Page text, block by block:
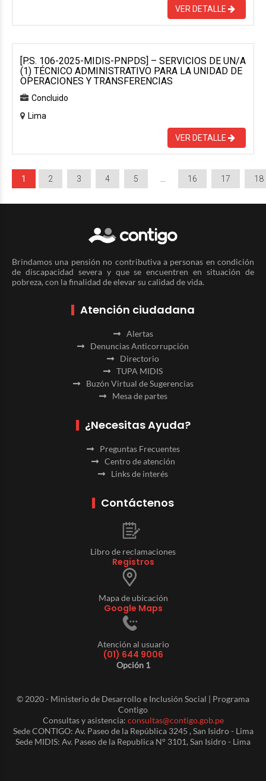
VER DETALLE
[P.S. 106-2025-MIDIS-PNPDS] – SERVICIOS DE UN/A
(1) TÉCNICO ADMINISTRATIVO PARA LA UNIDAD DE
OPERACIONES Y TRANSFERENCIAS
Concluido
Lima
VER DETALLE
1 2 3 4 5 16 17 18
Brindamos una pensión no contributiva a personas en condición
de discapacidad severa y que se encuentren en situación de
pobreza, con la finalidad de elevar su calidad de vida.
Atención ciudadana
Alertas
Denuncias Anticorrupción
Directorio
TUPA MIDIS
Buzón Virtual de Sugerencias
Mesa de partes
¿Necesitas Ayuda?
Preguntas Frecuentes
Centro de atención
Links de interés
Contáctenos
Libro de reclamaciones
Registros
Mapa de ubicación
Google Maps
Atención al usuario
(01) 644 9006
Opción 1
© 2020 - Ministerio de Desarrollo e Inclusión Social | Programa
Contigo
Consultas y asistencia: consultas@contigo.gob.pe
Sede CONTIGO: Av. Paseo de la República 3245 , San Isidro - Lima
Sede MIDIS: Av. Paseo de la Republica N° 3101, San Isidro - Lima